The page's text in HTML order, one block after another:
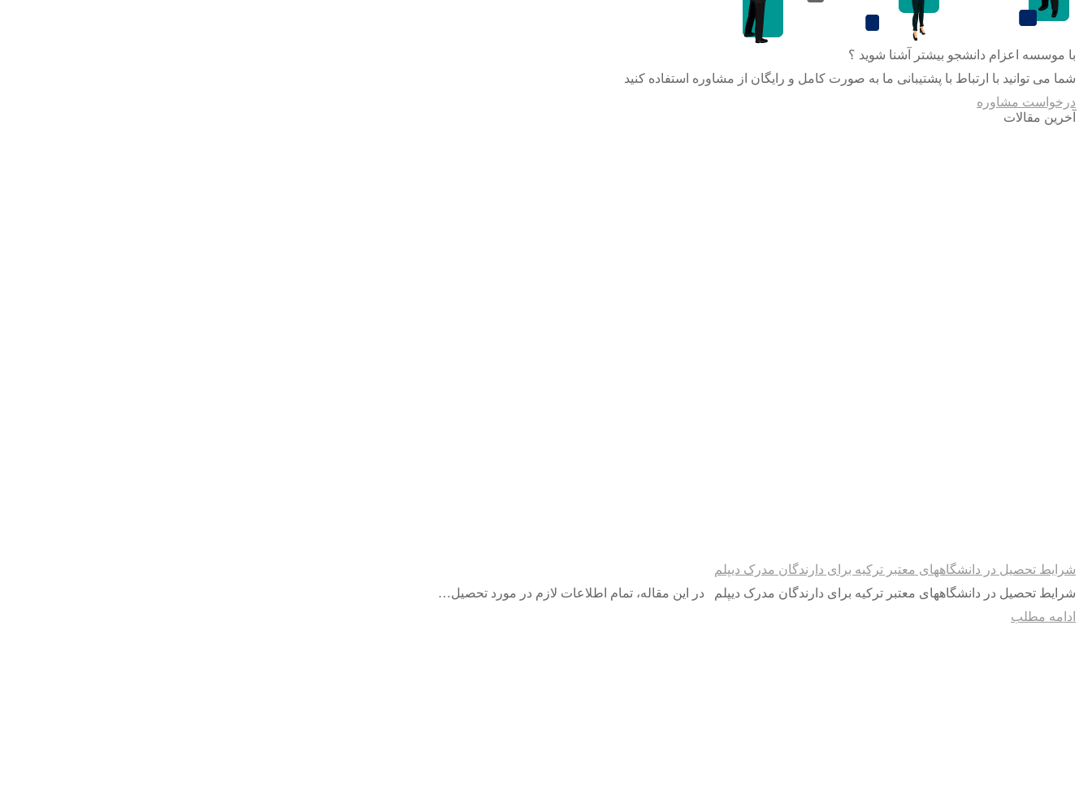
با موسسه اعزام دانشجو بیشتر آشنا شوید ؟
شما می توانید با ارتباط با پشتیبانی ما به صورت کامل و رایگان از مشاوره استفاده کنید
درخواست مشاوره
آخرین مقالات
شرایط تحصیل در دانشگاههای معتبر ترکیه برای دارندگان مدرک دیپلم
شرایط تحصیل در دانشگاههای معتبر ترکیه برای دارندگان مدرک دیپلم در این مقاله، تمام اطلاعات لازم در مورد تحصیل…
ادامه مطلب